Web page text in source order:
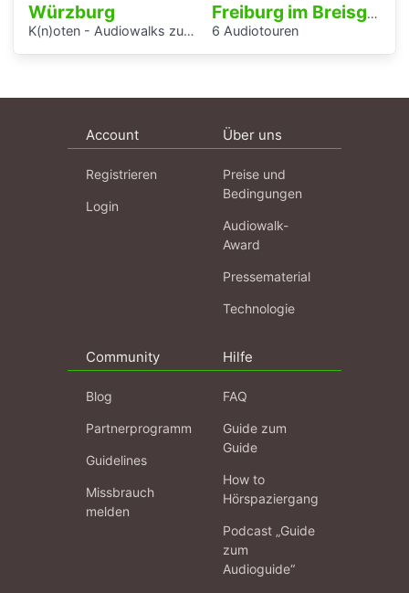
Würzburg
K(n)oten - Audiowalks zu den Wasserflüssen der Stadt
Freiburg im Breisgau
6 Audiotouren
Account
Registrieren
Login
Über uns
Preise und
Bedingungen
Audiowalk-
Award
Pressematerial
Technologie
Community
Blog
Partnerprogramm
Guidelines
Missbrauch
melden
Hilfe
FAQ
Guide zum
Guide
How to
Hörspaziergang
Podcast „Guide
zum
Audioguide“